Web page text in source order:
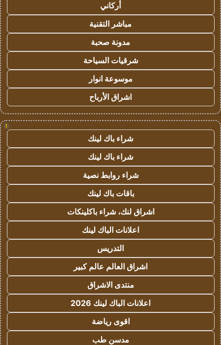
أركاني
مباشر التقنية
مدونة صحبة
شرقيات السياحة
موسوعة انوار
اشراق الأرباح
!
شراء باك لينك
شراء باك لينك
شراء روابط نصية
باقات باك لينك
اشراق لنك، شراء باكلينكات
اعلانات الباك لينك
التدريس
اشراق العالم عالم كبير
منتدى الاشراق
اعلانات الباك لينك 2026
اقوى رياضة
مدسن طب